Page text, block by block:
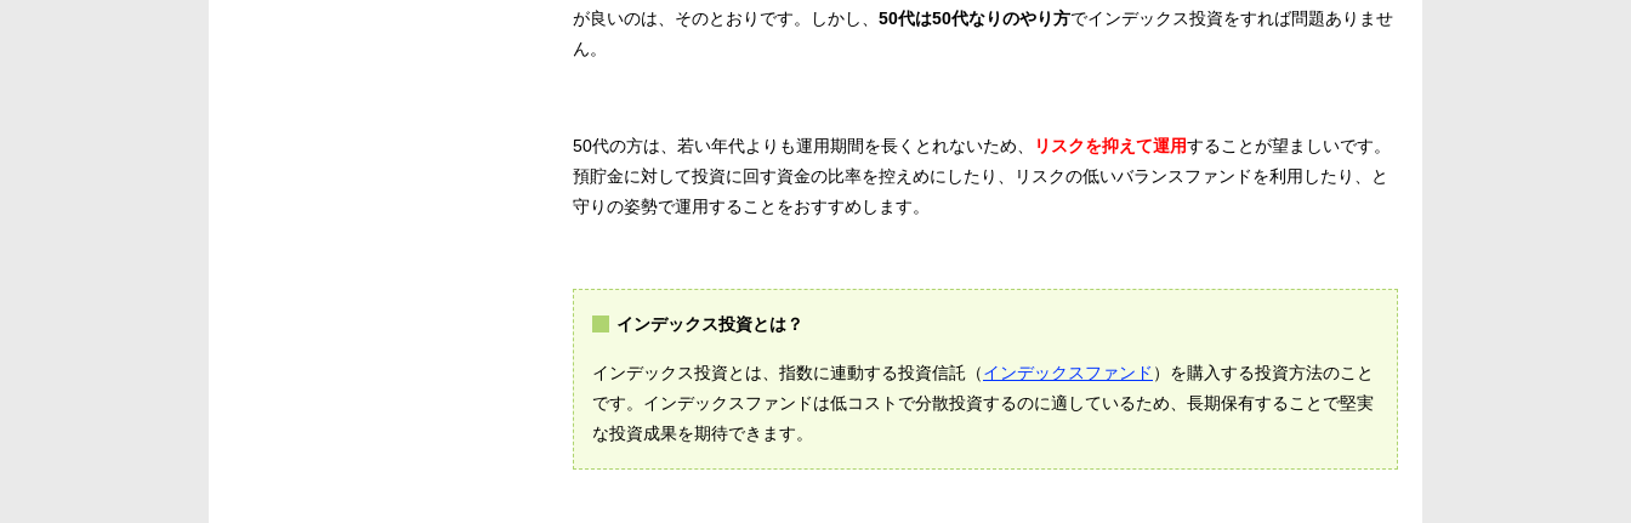
が良いのは、そのとおりです。しかし、 50代は50代なりのやり方でインデックス投資をすれば問題ありませ
ん。
50代の方は、若い年代よりも運用期間を長くとれないため、 リスクを抑えて運用することが望ましいです。
預貯金に対して投資に回す資金の比率を控えめにしたり、リスクの低いバランスファンドを利用したり、と
守りの姿勢で運用することをおすすめします。
インデックス投資とは？
インデックス投資とは、指数に連動する投資信託（インデックスファンド ）を購入する投資方法のこと
です。インデックスファンドは低コストで分散投資するのに適しているため、長期保有することで堅実
な投資成果を期待できます。